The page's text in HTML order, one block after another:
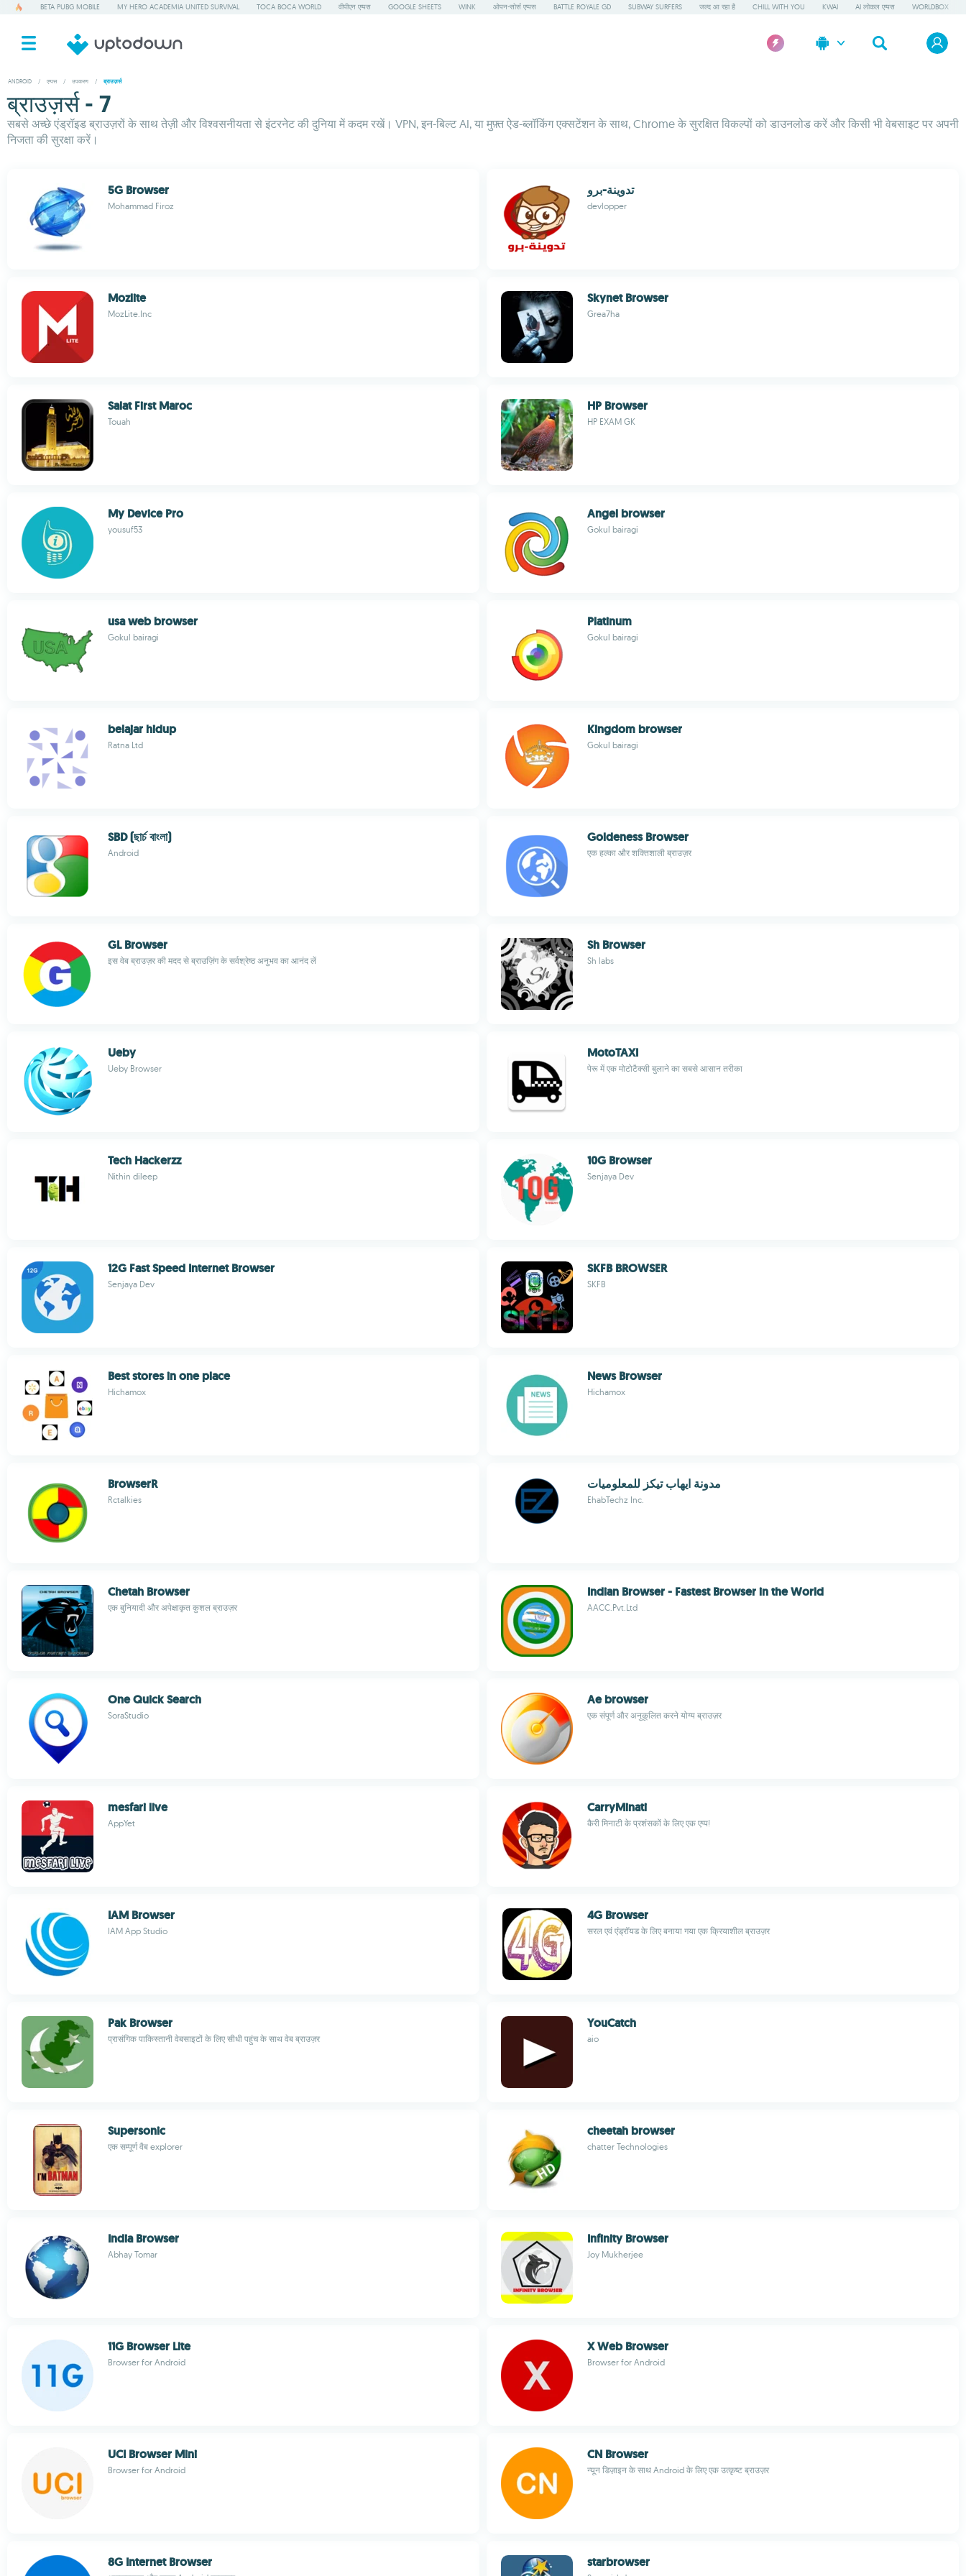
BETA PUBG MOBILE MY HERO ACADEMIA UNITED SURVIVAL TOCA BOCA WORLD वीपीएन एप्पस GOOGLE SHEETS WINK ओपन-सोर्स एप्पस BATTLE ROYALE GD SUBWAY SURFERS जल्द आ रहा है CHILL WITH YOU KWAI AI लोकल एप्पस WORLDBOX
ANDROID / एप्पस / उपकरण / ब्राउज़र्स
ब्राउज़र्स - 7
सबसे अच्छे एंड्रॉइड ब्राउज़रों के साथ तेज़ी और विश्वसनीयता से इंटरनेट की दुनिया में कदम रखें। VPN, इन-बिल्ट AI, या मुफ़्त ऐड-ब्लॉकिंग एक्सटेंशन के साथ, Chrome के सुरक्षित विकल्पों को डाउनलोड करें और किसी भी वेबसाइट पर अपनी
निजता की सुरक्षा करें।
5G Browser
Mohammad Firoz
تدوينة-برو
devlopper
Mozlite
MozLite.Inc
Skynet Browser
Grea7ha
Salat First Maroc
Touah
HP Browser
HP EXAM GK
My Device Pro
yousuf53
Angel browser
Gokul bairagi
usa web browser
Gokul bairagi
Platinum
Gokul bairagi
belajar hidup
Ratna Ltd
Kingdom browser
Gokul bairagi
SBD (ছার্চ বাংলা)
Android
Goldeness Browser
एक हल्का और शक्तिशाली ब्राउज़र
GL Browser
इस वेब ब्राउज़र की मदद से ब्राउज़िंग के सर्वश्रेष्ठ अनुभव का आनंद लें
Sh Browser
Sh labs
Ueby
Ueby Browser
MotoTAXI
पेरू में एक मोटोटैक्सी बुलाने का सबसे आसान तरीका
Tech Hackerzz
Nithin dileep
10G Browser
Senjaya Dev
12G Fast Speed Internet Browser
Senjaya Dev
SKFB BROWSER
SKFB
Best stores in one place
Hichamox
News Browser
Hichamox
BrowserR
Rctalkies
مدونة ايهاب تيكز للمعلوميات
EhabTechz Inc.
Chetah Browser
एक बुनियादी और अपेक्षाकृत कुशल ब्राउज़र
Indian Browser - Fastest Browser in the World
AACC.Pvt.Ltd
One Quick Search
SoraStudio
Ae browser
एक संपूर्ण और अनुकूलित करने योग्य ब्राउज़र
mesfari live
AppYet
CarryMinati
कैरी मिनाटी के प्रशंसकों के लिए एक एप्प!
IAM Browser
IAM App Studio
4G Browser
सरल एवं एंड्रॉयड के लिए बनाया गया एक क्रियाशील ब्राउज़र
Pak Browser
प्रासंगिक पाकिस्तानी वेबसाइटों के लिए सीधी पहुंच के साथ वेब ब्राउज़र
YouCatch
aio
Supersonic
एक सम्पूर्ण वैब explorer
cheetah browser
chatter Technologies
India Browser
Abhay Tomar
Infinity Browser
Joy Mukherjee
11G Browser Lite
Browser for Android
X Web Browser
Browser for Android
UCI Browser Mini
Browser for Android
CN Browser
न्यून डिज़ाइन के साथ Android के लिए एक उत्कृष्ट ब्राउज़र
8G Internet Browser starbrowser